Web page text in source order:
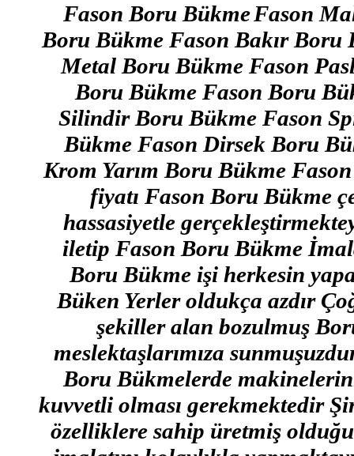
Fason Boru BükmeFason
Boru Bükme Fason Bakır
Metal Boru Bükme Fason
Boru Bükme Fason Boru
Silindir Boru Bükme Fason
Bükme Fason Dirsek Boru
Krom Yarım Boru Bükme
fiyatı Fason Boru Bükme
hassasiyetle
iletip Fason Boru Bükme
Boru Bükme işi herkesin
Büken Yerler oldukça azdır
şekiller alan bozulmuş
meslektaşlarımıza
Boru Bükmelerde
kuvvetli olması gerekmektedir
özelliklere sahip üretmiş